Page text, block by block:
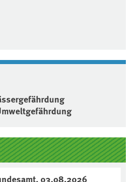
03.08.2026